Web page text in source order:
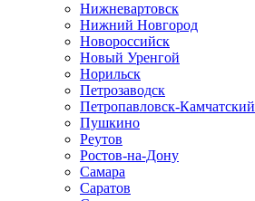
Нижневартовск
Нижний Новгород
Новороссийск
Новый Уренгой
Норильск
Петрозаводск
Петропавловск-Камчатский
Пушкино
Реутов
Ростов-на-Дону
Самара
Саратов